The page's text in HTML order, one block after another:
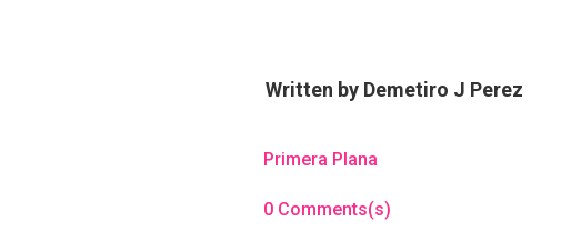
Written by Demetiro J Perez
Primera Plana
0 Comments(s)